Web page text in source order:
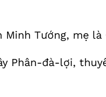
Tướng, mẹ là
Phân-đà-lợi,